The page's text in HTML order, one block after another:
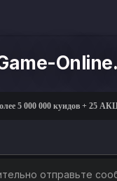
5 000 000 куидов + 25
отправьте